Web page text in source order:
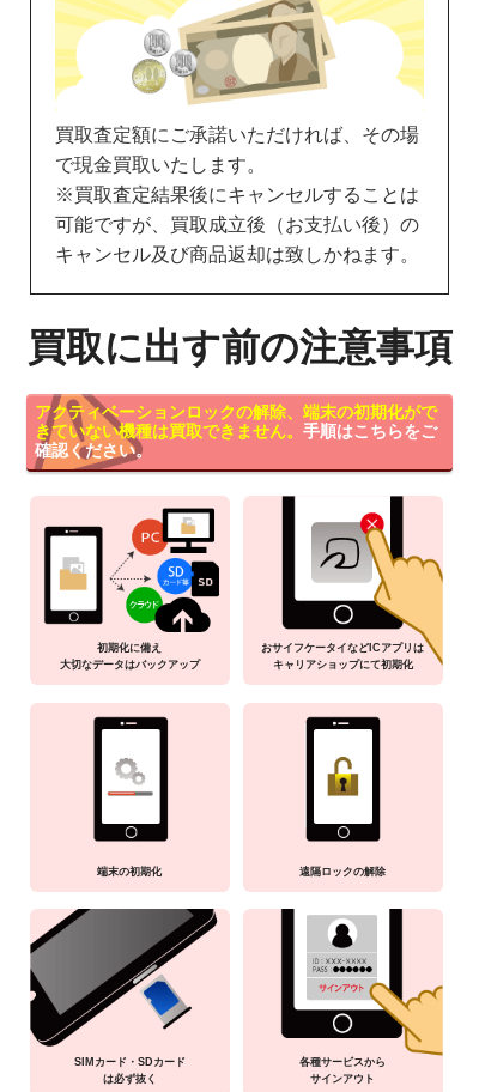
買取査定額にご承諾いただければ、その場
で現金買取いたします。
※買取査定結果後にキャンセルすることは
可能ですが、買取成立後（お支払い後）の
キャンセル及び商品返却は致しかねます。
買取に出す前の注意事項
アクティベーションロックの解除、端末の初期化がで
きていない機種は買取できません。 手順はこちらをご
確認ください。
初期化に備え
大切なデータはバックアップ
おサイフケータイなどICアプリは
キャリアショップにて初期化
端末の初期化 遠隔ロックの解除
SIMカード・SDカード
は必ず抜く
各種サービスから
サインアウト